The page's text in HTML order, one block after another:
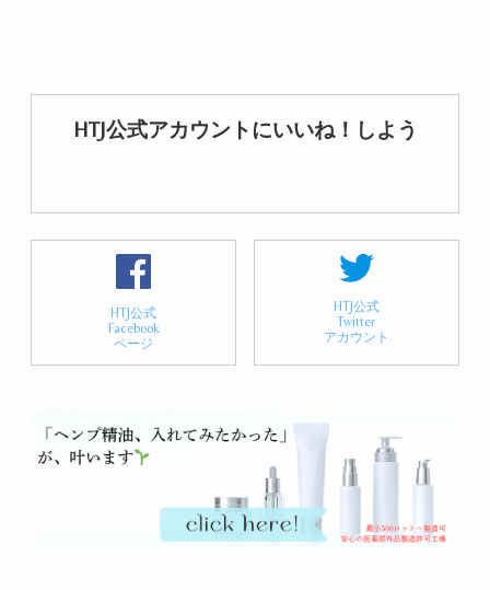
HTJ公式アカウントにいいね！しよう
HTJ公式
Facebook
ページ
HTJ公式
Twitter
アカウント